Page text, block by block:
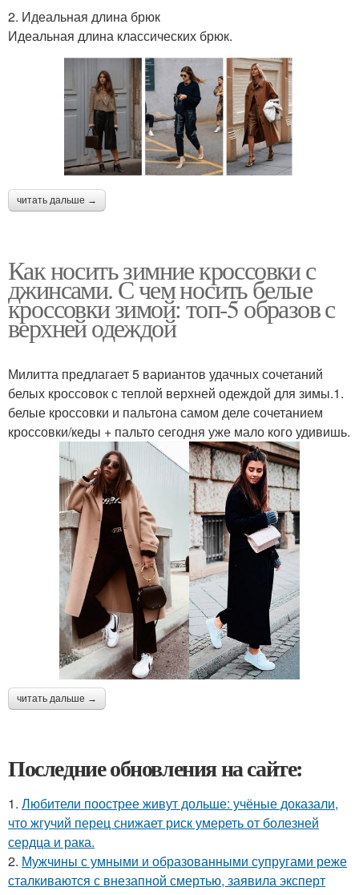
2. Идеальная длина брюк
Идеальная длина классических брюк.
читать дальше →
Как носить зимние кроссовки с
джинсами. С чем носить белые
кроссовки зимой: топ-5 образов с
верхней одеждой
Милитта предлагает 5 вариантов удачных сочетаний
белых кроссовок с теплой верхней одеждой для зимы.1.
белые кроссовки и пальтона самом деле сочетанием
кроссовки/кеды + пальто сегодня уже мало кого удивишь.
читать дальше →
Последние обновления на сайте:
1. Любители поострее живут дольше: учёные доказали,
что жгучий перец снижает риск умереть от болезней
сердца и рака.
2. Мужчины с умными и образованными супругами реже
сталкиваются с внезапной смертью, заявила эксперт